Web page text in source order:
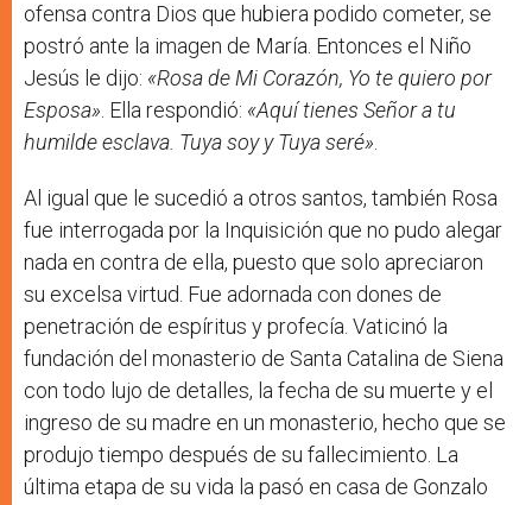
ofensa contra Dios que hubiera podido cometer, se
postró ante la imagen de María. Entonces el Niño
Jesús le dijo: «Rosa de Mi Corazón, Yo te quiero por
Esposa» . Ella respondió: «Aquí tienes Señor a tu
humilde esclava. Tuya soy y Tuya seré»
Al igual que le sucedió a otros santos, también Rosa
fue interrogada por la Inquisición que no pudo alegar
nada en contra de ella, puesto que solo apreciaron
su excelsa virtud. Fue adornada con dones de
penetración de espíritus y profecía. Vaticinó la
fundación del monasterio de Santa Catalina de Siena
con todo lujo de detalles, la fecha de su muerte y el
ingreso de su madre en un monasterio, hecho que se
produjo tiempo después de su fallecimiento. La
última etapa de su vida la pasó en casa de Gonzalo